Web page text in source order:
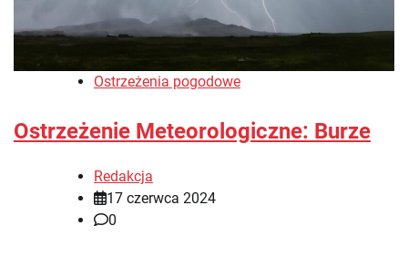
Ostrzeżenia pogodowe
Ostrzeżenie Meteorologiczne: Burze
Redakcja
17 czerwca 2024
0